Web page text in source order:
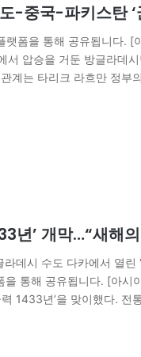
-중국-파키스탄 ‘
랫폼을 통해 공유됩니다.
서 압승을 거둔 방글라데
계는 타리크 라흐만 정
년’ 개막…“새해
데시 수도 다카에서 열린
을 통해 공유됩니다. [아
1433년’을 맞이했다.